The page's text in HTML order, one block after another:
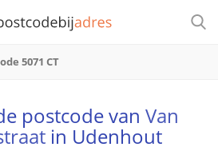
5071 CT
postcode van Van
in Udenhout